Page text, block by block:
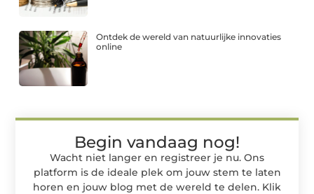
Ontdek de wereld van natuurlijke innovaties
online
Begin vandaag nog!
Wacht niet langer en registreer je nu. Ons
platform is de ideale plek om jouw stem te laten
horen en jouw blog met de wereld te delen. Klik